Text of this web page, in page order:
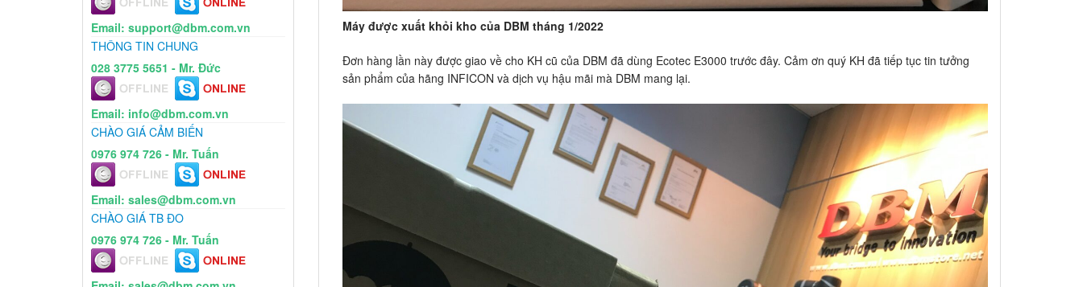
Email: support@dbm.com.vn
THÔNG TIN CHUNG
028 3775 5651 - Mr. Đức
Email: info@dbm.com.vn
CHÀO GIÁ CẢM BIẾN
0976 974 726 - Mr. Tuấn
Email: sales@dbm.com.vn
CHÀO GIÁ TB ĐO
0976 974 726 - Mr. Tuấn
Máy được xuất khỏi kho của DBM tháng 1/2022
Đơn hàng lần này được giao về cho KH cũ của DBM đã dùng Ecotec E3000 trước đây. Cảm ơn quý KH đã tiếp tục tin tưởng
sản phẩm của hãng INFICON và dịch vụ hậu mãi mà DBM mang lại.